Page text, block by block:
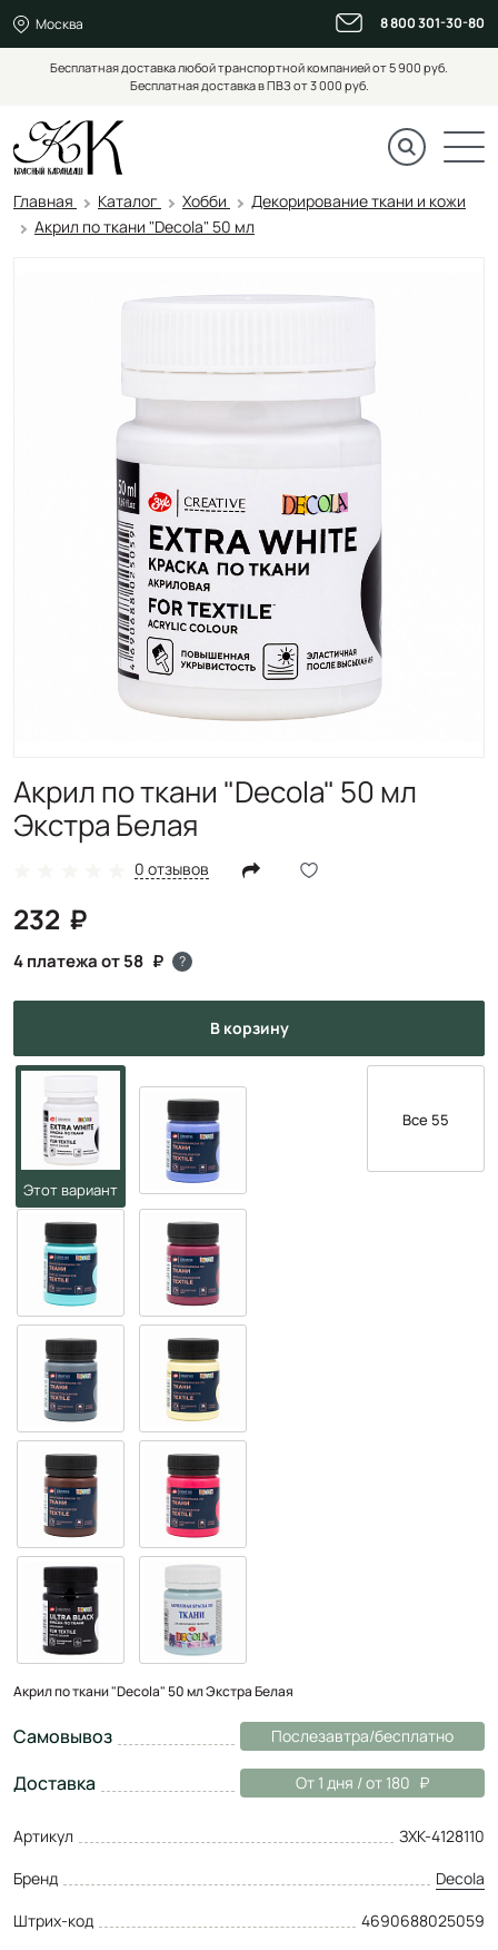
Москва 8 800 301-30-80
Бесплатная доставка любой транспортной компанией от 5 900 руб.
Бесплатная доставка в ПВЗ от 3 000 руб.
Главная Каталог Хобби
Декорирование ткани и кожи
Акрил по ткани "Decola" 50 мл
Акрил по ткани "Decola" 50 мл
Экстра Белая
0 отзывов
232
4 платежа от 58 ?
в корзину
Все 55
Акрил по ткани "Decola" 50 мл Экстра Белая
Самовывоз Послезавтра/бесплатно
Доставка От 1 дня / от 180
Артикул
ЗХК-4128110
Бренд
Decola
Штрих-код
4690688025059